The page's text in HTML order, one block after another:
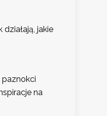
działają, jakie
paznokci
na